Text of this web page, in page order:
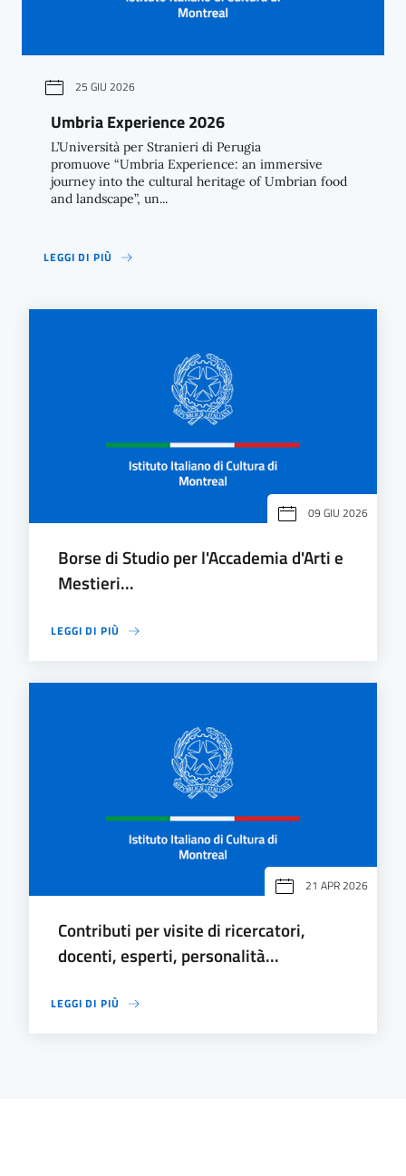
25 GIU 2026
Umbria Experience 2026
L’Università per Stranieri di Perugia
promuove “Umbria Experience: an immersive
journey into the cultural heritage of Umbrian food
and landscape”, un...
LEGGI DI PIÙ
09 GIU 2026
Borse di Studio per l'Accademia d'Arti e
Mestieri...
LEGGI DI PIÙ
21 APR 2026
Contributi per visite di ricercatori,
docenti, esperti, personalità...
LEGGI DI PIÙ